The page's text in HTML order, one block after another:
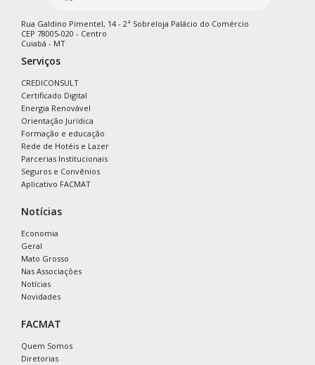
Rua Galdino Pimentel, 14 - 2ª Sobreloja Palácio do Comércio
CEP 78005-020 - Centro
Cuiabá - MT
Serviços
CREDICONSULT
Certificado Digital
Energia Renovável
Orientação Jurídica
Formação e educação
Rede de Hotéis e Lazer
Parcerias Institucionais
Seguros e Convênios
Aplicativo FACMAT
Notícias
Economia
Geral
Mato Grosso
Nas Associações
Notícias
Novidades
FACMAT
Quem Somos
Diretorias